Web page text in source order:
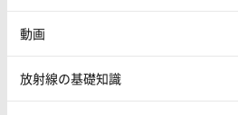
動画
放射線の基礎知識